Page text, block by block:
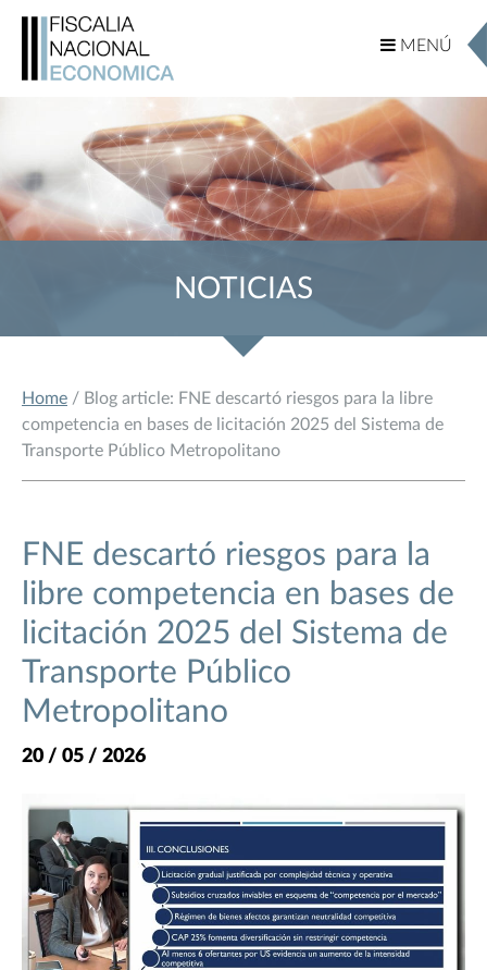
MENÚ
MENÚ
NOTICIAS
Home / Blog article: FNE descartó riesgos para la libre
competencia en bases de licitación 2025 del Sistema de
Transporte Público Metropolitano
FNE descartó riesgos para la
libre competencia en bases de
licitación 2025 del Sistema de
Transporte Público
Metropolitano
20 / 05 / 2026